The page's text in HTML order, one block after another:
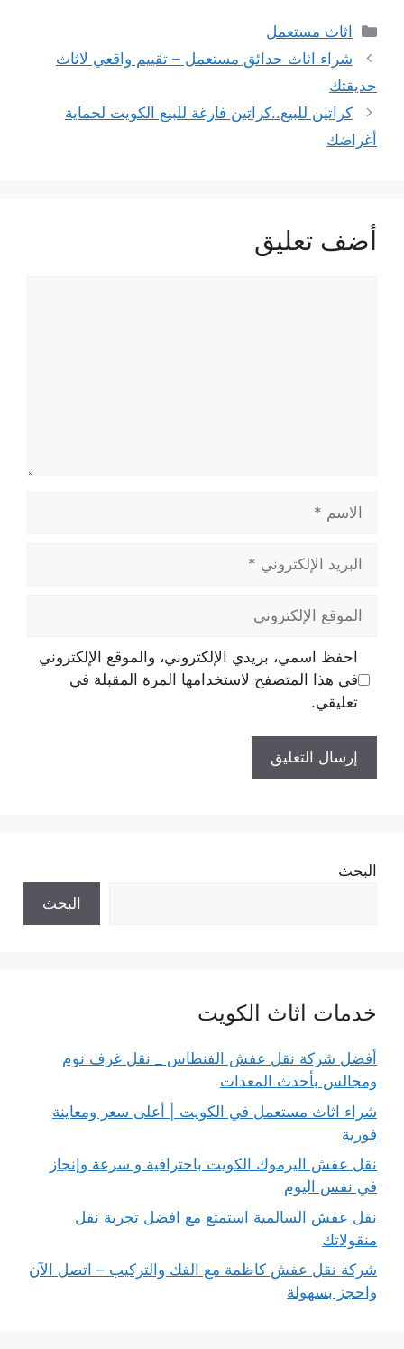
التصنيفات
اثاث مستعمل
شراء اثاث حدائق مستعمل – تقييم واقعي لاثاث
حديقتك
كراتين للبيع..كراتين فارغة للبيع الكويت لحماية
أغراضك
أضف تعليق
الإلكتروني
الإلكتروني
احفظ اسمي، بريدي الإلكتروني، والموقع الإلكتروني
في هذا المتصفح لاستخدامها المرة المقبلة في
تعليقي.
البحث
البحث
خدمات اثاث الكويت
أفضل شركة نقل عفش الفنطاس _ نقل غرف نوم
ومجالس بأحدث المعدات
شراء اثاث مستعمل في الكويت | أعلى سعر ومعاينة
فورية
نقل عفش اليرموك الكويت باحترافية و سرعة وإنجاز
في نفس اليوم
نقل عفش السالمية استمتع مع افضل تجربة نقل
منقولاتك
شركة نقل عفش كاظمة مع الفك والتركيب – اتصل الآن
واحجز بسهولة